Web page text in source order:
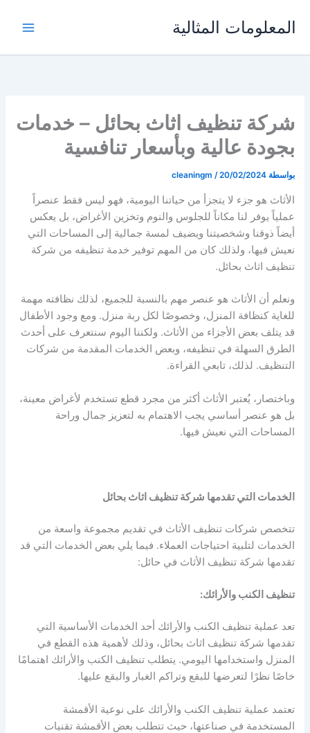
المعلومات المثالية
شركة تنظيف اثاث بحائل – خدمات
بجودة عالية وبأسعار تنافسية
بواسطة cleaningm /20/02/2024
الأثاث هو جزء لا يتجزأ من حياتنا اليومية، فهو ليس فقط عنصراً
عملياً يوفر لنا مكاناً للجلوس والنوم وتخزين الأغراض، بل يعكس
أيضاً ذوقنا وشخصيتنا ويضيف لمسة جمالية إلى المساحات التي
نعيش فيها، ولذلك كان من المهم توفير خدمة تنظيفه من شركة
تنظيف اثاث بحائل.
ونعلم أن الأثاث هو عنصر مهم بالنسبة للجميع، لذلك نظافته مهمة
للغاية كنظافة المنزل، وخصوصًا لكل ربة منزل. ومع وجود الأطفال
قد يتلف بعض الأجزاء من الأثاث. ولكننا اليوم سنتعرف على أحدث
الطرق السهلة في تنظيفه، وبعض الخدمات المقدمة من شركات
التنظيف. لذلك، تابعي القراءة.
وباختصار، يُعتبر الأثاث أكثر من مجرد قطع تستخدم لأغراض معينة،
بل هو عنصر أساسي يجب الاهتمام به لتعزيز جمال وراحة
المساحات التي نعيش فيها.
الخدمات التي تقدمها شركة تنظيف اثاث بحائل
تتخصص شركات تنظيف الأثاث في تقديم مجموعة واسعة من
الخدمات لتلبية احتياجات العملاء. فيما يلي بعض الخدمات التي قد
تقدمها شركة تنظيف الأثاث في حائل:
تنظيف الكنب والأرائك:
تعد عملية تنظيف الكنب والأرائك أحد الخدمات الأساسية التي
تقدمها شركة تنظيف اثاث بحائل، وذلك لأهمية هذه القطع في
المنزل واستخدامها اليومي. يتطلب تنظيف الكنب والأرائك اهتمامًا
خاصًا نظرًا لتعرضها للبقع وتراكم الغبار والبقع عليها.
تعتمد عملية تنظيف الكنب والأرائك على نوعية الأقمشة
المستخدمة في صناعتها، حيث تتطلب بعض الأقمشة تقنيات